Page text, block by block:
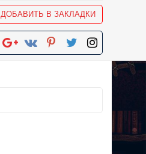
ДОБАВИТЬ В ЗАКЛАДКИ